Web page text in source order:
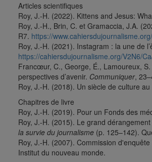
Articles scientifiques
Roy, J.-H. (2022). Kittens and Jesus:
Roy, J.-H., Brin, C. et Gramaccia, J.A.
R7. https://
Roy, J.-H. (2021). Instagram : la une de
https://cahiersdujournalisme.org/V2N6/
Francœur, C., George, É., Lamoureux,
perspectives d’avenir. Communiquer,
Roy, J.-H. (2018). Un siècle de culture au
Chapitres de livre
Roy, J.-H. (2019). Pour un Fonds des
Roy, J.-H. (2015). Le grand
la survie du journalisme(p. 125–142).
Roy, J.-H. (2007). Commission
Institut du nouveau monde.